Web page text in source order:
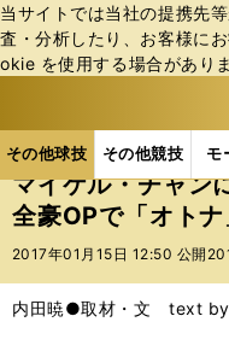
当サイトでは当社の提携先
査・分析したり、お客様に
okie を使⽤する場合があり
その他球技 その他競技 モ
ス
ポ
ル
バ
その他球技の記事
マイケル・チャン
全豪OPで「オト
2017年01月15日 12:50 公開
内田暁●取材・文 text